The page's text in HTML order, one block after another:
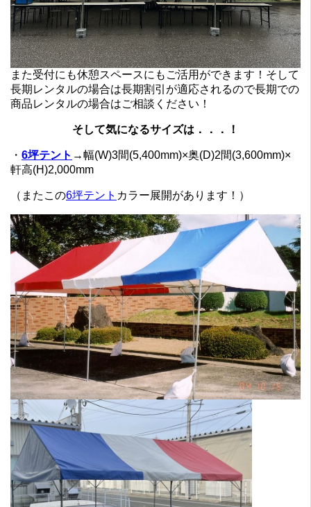
また受付にも休憩スペースにもご活用ができます！そして
長期レンタルの場合は長期割引が適応されるので長期での
商品レンタルの場合はご相談ください！
そして気になるサイズは．．．！
・ 6坪テント →幅(W)3間(5,400mm)×奥(D)2間(3,600mm)×
軒高(H)2,000mm
（またこの6坪テント カラー展開があります！）